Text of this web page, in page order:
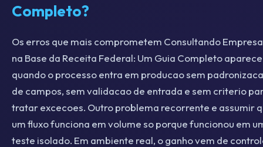
Completo?
Os erros que mais comprometem Consultando
na Base da Receita Federal: Um Guia Completo
quando o processo entra em producao sem
de campos, sem validacao de entrada e sem criterio
tratar excecoes. Outro problema recorrente e assumir
um fluxo funciona em volume so porque funcionou em
teste isolado. Em ambiente real, o ganho vem de